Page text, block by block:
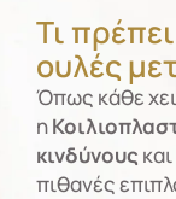
Τι
ουλές
Όπως κάθε
η
κινδύνους
πιθανές